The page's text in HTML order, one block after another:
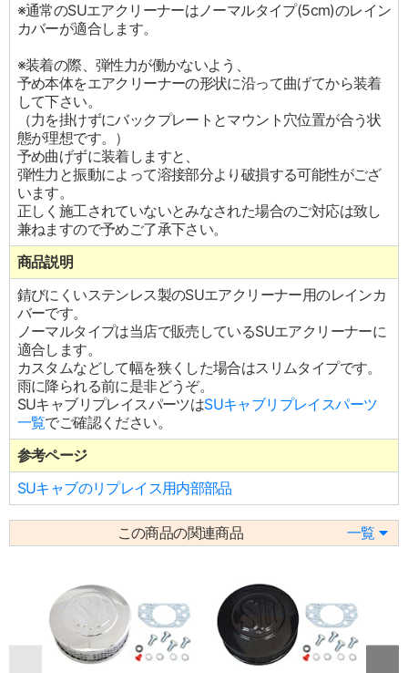
※通常のSUエアクリーナーはノーマルタイプ(5cm)のレイン
カバーが適合します。
※装着の際、弾性力が働かないよう、
予め本体をエアクリーナーの形状に沿って曲げてから装着
して下さい。
（力を掛けずにバックプレートとマウント穴位置が合う状
態が理想です。）
予め曲げずに装着しますと、
弾性力と振動によって溶接部分より破損する可能性がござ
います。
正しく施工されていないとみなされた場合のご対応は致し
兼ねますので予めご了承下さい。
商品説明
錆びにくいステンレス製のSUエアクリーナー用のレインカ
バーです。
ノーマルタイプは当店で販売しているSUエアクリーナーに
適合します。
カスタムなどして幅を狭くした場合はスリムタイプです。
雨に降られる前に是非どうぞ。
SUキャブリプレイスパーツはSUキャブリプレイスパーツ
一覧でご確認ください。
参考ページ
SUキャブのリプレイス用内部部品
この商品の関連商品 一覧